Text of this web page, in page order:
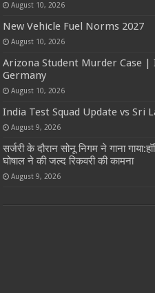
August 10, 2026
New Vehicle Fuel Norms 2027
August 10, 2026
Arizona Student Murder Case
Germany
August 10, 2026
India Test Squad Update vs Sri
August 9, 2026
सर्जरी के दौरान सोनू निगम ने गाना
घोषाल ने की जल्द रिकवरी की कामना
August 9, 2026